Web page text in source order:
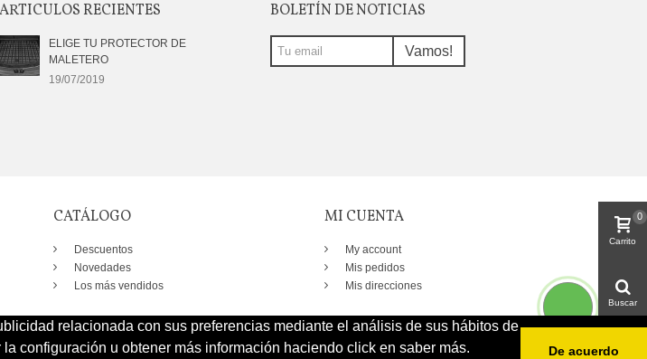
relacionada con sus preferencias mediante el análisis de sus hábitos de
configuración u obtener más información haciendo click en saber más.
De acuerdo
ARTICULOS RECIENTES
ELIGE TU PROTECTOR DE
MALETERO
19/07/2019
BOLETÍN DE NOTICIAS
Vamos!
CATÁLOGO
Descuentos
Novedades
Los más vendidos
MI CUENTA
My account
Mis pedidos
Mis direcciones
Carrito
0
Buscar